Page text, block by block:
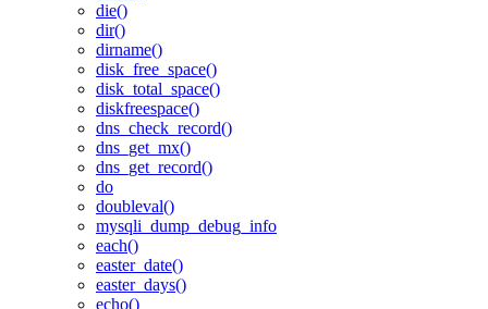
die()
dir()
dirname()
disk_free_space()
disk_total_space()
diskfreespace()
dns_check_record()
dns_get_mx()
dns_get_record()
do
doubleval()
mysqli_dump_debug_info
each()
easter_date()
easter_days()
echo()